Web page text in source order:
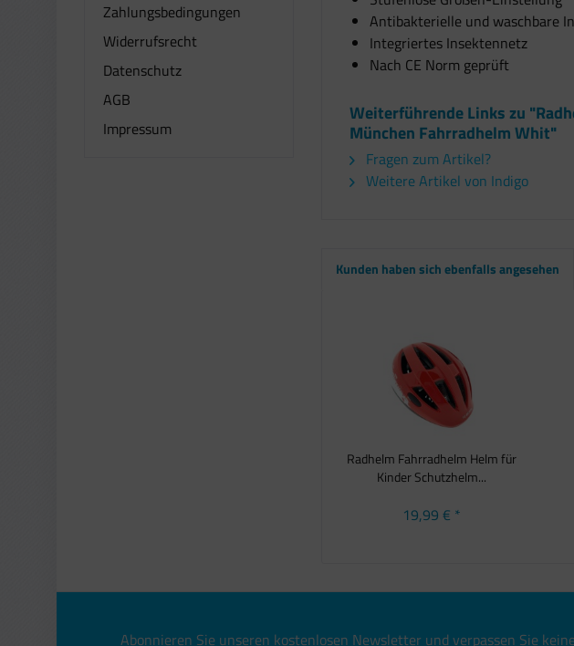
Zahlungsbedingungen
Widerrufsrecht
Datenschutz
AGB
Impressum
Antibakterielle und waschbare
Integriertes Insektennetz
Nach CE Norm geprüft
Weiterführende Links zu
München Fahrradhelm Whit"
Fragen zum Artikel?
Weitere Artikel von Indigo
Kunden haben sich ebenfalls angesehen
Radhelm Fahrradhelm Helm für
Kinder Schutzhelm...
19,99 € *
Abonnieren Sie unseren kostenlosen Newsletter und verpassen Sie